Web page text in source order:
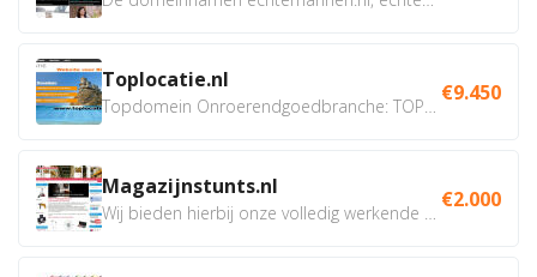
Toplocatie.nl €9.450
Magazijnstunts.nl €2.000